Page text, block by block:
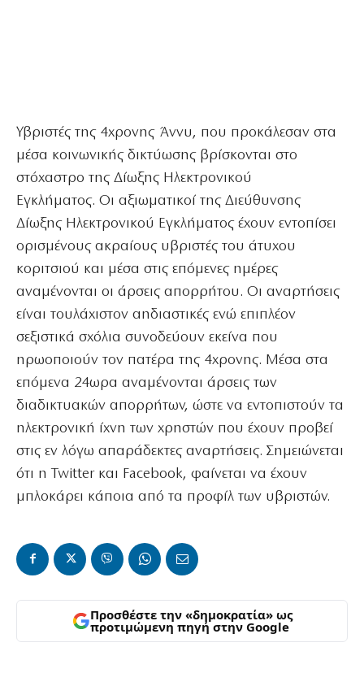
Υβριστές της 4χρονης Άννυ, που προκάλεσαν στα
μέσα κοινωνικής δικτύωσης βρίσκονται στο
στόχαστρο της Δίωξης Ηλεκτρονικού
Εγκλήματος. Οι αξιωματικοί της Διεύθυνσης
Δίωξης Ηλεκτρονικού Εγκλήματος έχουν εντοπίσει
ορισμένους ακραίους υβριστές του άτυχου
κοριτσιού και μέσα στις επόμενες ημέρες
αναμένονται οι άρσεις απορρήτου. Οι αναρτήσεις
είναι τουλάχιστον αηδιαστικές ενώ επιπλέον
σεξιστικά σχόλια συνοδεύουν εκείνα που
ηρωοποιούν τον πατέρα της 4χρονης. Μέσα στα
επόμενα 24ωρα αναμένονται άρσεις των
διαδικτυακών απορρήτων, ώστε να εντοπιστούν τα
ηλεκτρονική ίχνη των χρηστών που έχουν προβεί
στις εν λόγω απαράδεκτες αναρτήσεις. Σημειώνεται
ότι η Twitter και Facebook, φαίνεται να έχουν
μπλοκάρει κάποια από τα προφίλ των υβριστών.
Προσθέστε την «δημοκρατία» ως
προτιμώμενη πηγή στην Google